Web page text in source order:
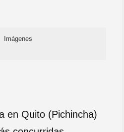
Imágenes
en Quito (Pichincha)